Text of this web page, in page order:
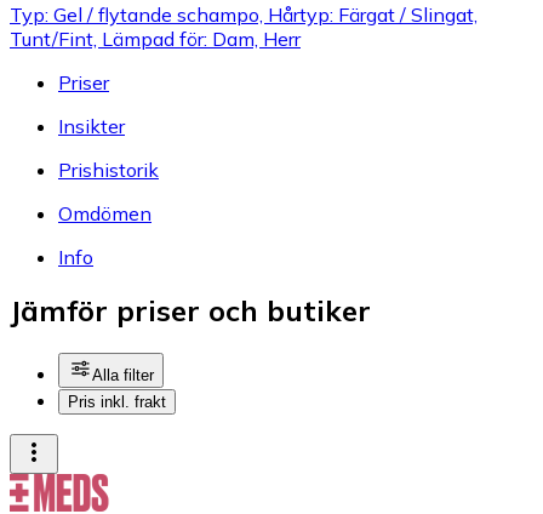
Typ: Gel / flytande schampo, Hårtyp: Färgat / Slingat,
Tunt/Fint, Lämpad för: Dam, Herr
Priser
Insikter
Prishistorik
Omdömen
Info
Jämför priser och butiker
Alla filter
Pris inkl. frakt